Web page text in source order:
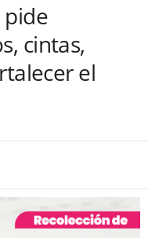
pide
cintas,
el